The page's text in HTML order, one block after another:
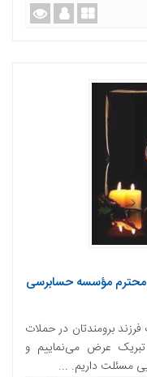
محترم مؤسسه حسابرسی
برومندتان در حملات
عرض می‌نماییم و
مسئلت داریم. ...